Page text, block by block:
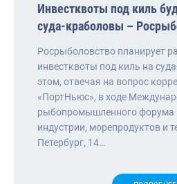
Инвестквоты под киль
суда-краболовы –
Росрыболовство планирует
инвестквоты под киль на
этом, отвечая на вопрос
«ПортНьюс», в ходе
рыбопромышленного форума
индустрии, морепродуктов и
Петербург, 14…